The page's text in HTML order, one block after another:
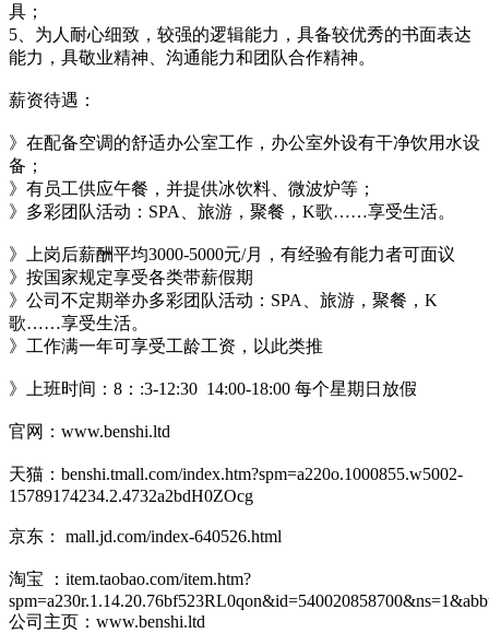
具；
5、为人耐心细致，较强的逻辑能力，具备较优秀的书面表达
能力，具敬业精神、沟通能力和团队合作精神。
薪资待遇：
》在配备空调的舒适办公室工作，办公室外设有干净饮用水设
备；
》有员工供应午餐，并提供冰饮料、微波炉等；
》多彩团队活动：SPA、旅游，聚餐，K歌……享受生活。
》上岗后薪酬平均3000-5000元/月，有经验有能力者可面议
》按国家规定享受各类带薪假期
》公司不定期举办多彩团队活动：SPA、旅游，聚餐，K
歌……享受生活。
》工作满一年可享受工龄工资，以此类推
》上班时间：8：:3-12:30 14:00-18:00 每个星期日放假
官网：www.benshi.ltd
天猫：benshi.tmall.com/index.htm?spm=a220o.1000855.w5002-
15789174234.2.4732a2bdH0ZOcg
京东： mall.jd.com/index-640526.html
淘宝 ：item.taobao.com/item.htm?
公司主页：www.benshi.ltd